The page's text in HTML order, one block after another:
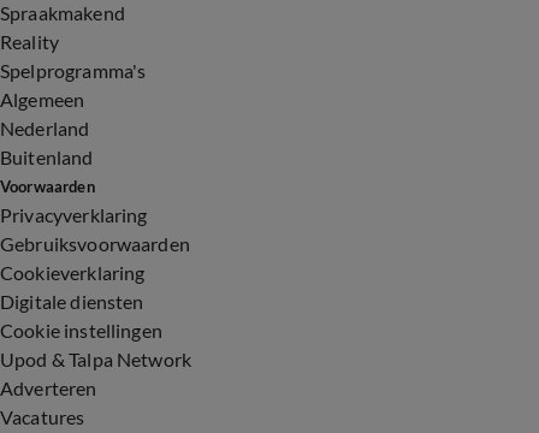
Spraakmakend
Reality
Spelprogramma's
Algemeen
Nederland
Buitenland
Voorwaarden
Privacyverklaring
Gebruiksvoorwaarden
Cookieverklaring
Digitale diensten
Cookie instellingen
Upod & Talpa Network
Adverteren
Vacatures